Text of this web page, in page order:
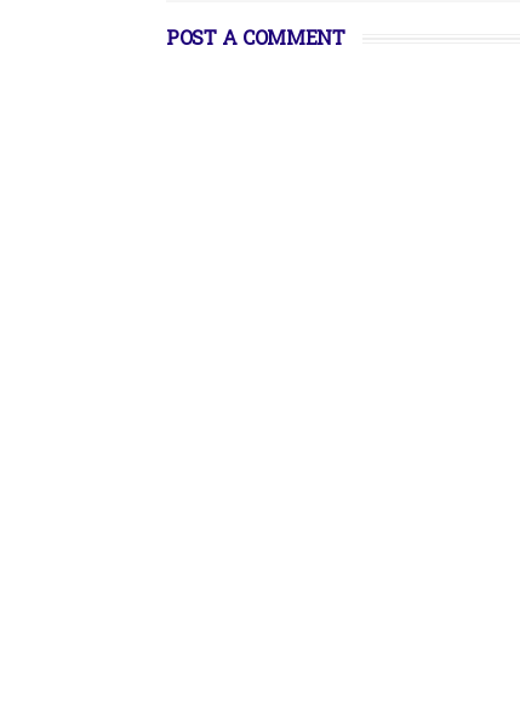
POST A COMMENT